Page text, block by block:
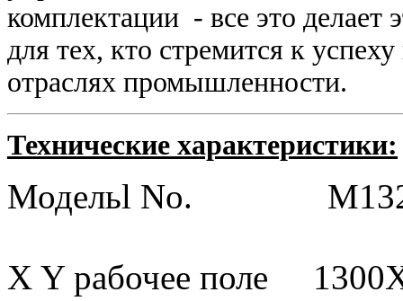
комплектации - все это
для тех, кто стремится к
отраслях промышленности.
Технические характеристики:
Модельl No.
X Y рабочее поле